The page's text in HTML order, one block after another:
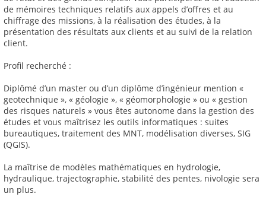
de mémoires techniques relatifs aux appels d’offres et au
chiffrage des missions, à la réalisation des études, à la
présentation des résultats aux clients et au suivi de la relation
client.
Profil recherché :
Diplômé d’un master ou d’un diplôme d’ingénieur mention «
geotechnique », « géologie », « géomorphologie » ou « gestion
des risques naturels » vous êtes autonome dans la gestion des
études et vous maîtrisez les outils informatiques : suites
bureautiques, traitement des MNT, modélisation diverses, SIG
(QGIS).
La maîtrise de modèles mathématiques en hydrologie,
hydraulique, trajectographie, stabilité des pentes, nivologie sera
un plus.